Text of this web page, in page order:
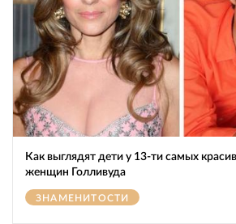
Как выглядят дети у 13-ти самых
женщин Голливуда
ЗНАМЕНИТОСТИ